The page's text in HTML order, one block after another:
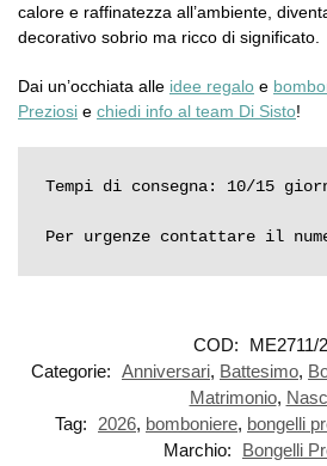
calore e raffinatezza all’ambiente,
decorativo sobrio ma ricco di significato.
Dai un’occhiata alle idee regalo e
Preziosi e chiedi info al team Di Sisto!
Tempi di consegna: 10/15
Per urgenze contattare il
COD:
ME2711/
Categorie: Anniversari, Battesimo,
Matrimonio,
Tag:
2026, bomboniere, bongelli
Marchio:
Bongelli